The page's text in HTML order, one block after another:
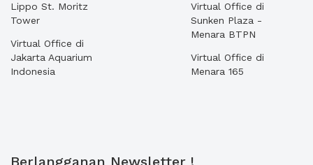
Lippo St. Moritz
Tower
Virtual Office di
Jakarta Aquarium
Indonesia
Virtual Office di
Sunken Plaza -
Menara BTPN
Virtual Office di
Menara 165
Berlangganan Newsletter !